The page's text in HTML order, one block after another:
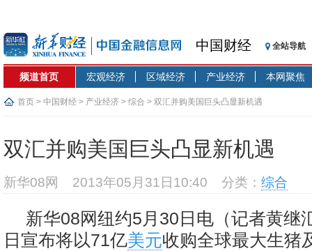
中国财经 全站导航
频道首页 宏观经济 区域经济 产业经济 本网聚焦
首页 > 中国财经 > 产业经济 > 综合 > 双汇并购美国巨头凸显新机遇
双汇并购美国巨头凸显新机遇
新华08网 2013年05月31日10:40 分类： 综合
新华08网纽约5月30日电（记者黄继
日宣布将以71亿美元收购全球最大生猪